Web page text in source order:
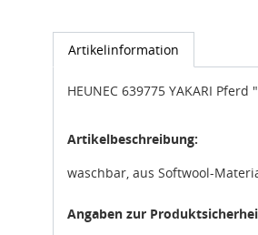
Artikelinformation
HEUNEC 639775 YAKARI
Artikelbeschreibung:
waschbar, aus Softwool-
Angaben zur